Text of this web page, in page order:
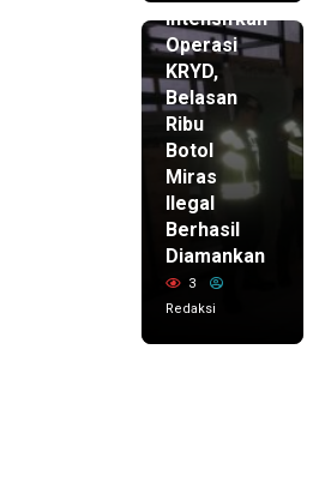
Intensifkan
Operasi
KRYD,
Belasan
Ribu
Botol
Miras
Ilegal
Berhasil
Diamankan
3
Redaksi